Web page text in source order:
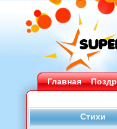
Главная
Стихи